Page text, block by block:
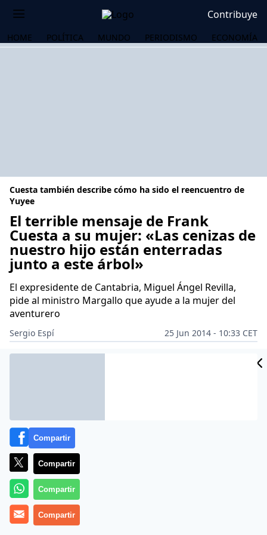
Contribuye
HOME POLÍTICA MUNDO PERIODISMO ECONOMÍA
Cuesta también describe cómo ha sido el reencuentro de
Yuyee
El terrible mensaje de Frank
Cuesta a su mujer: «Las cenizas de
nuestro hijo están enterradas
junto a este árbol»
El expresidente de Cantabria, Miguel Ángel Revilla,
pide al ministro Margallo que ayude a la mujer del
aventurero
Sergio Espí
25 Jun 2014 - 10:33 CET
Archivado en:
Compartir
Compartir
Compartir
Compartir